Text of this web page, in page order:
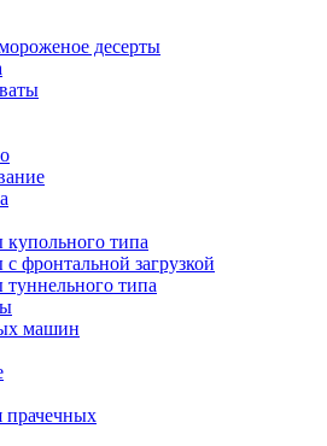
десерты
типа
фронтальной загрузкой
типа
машин